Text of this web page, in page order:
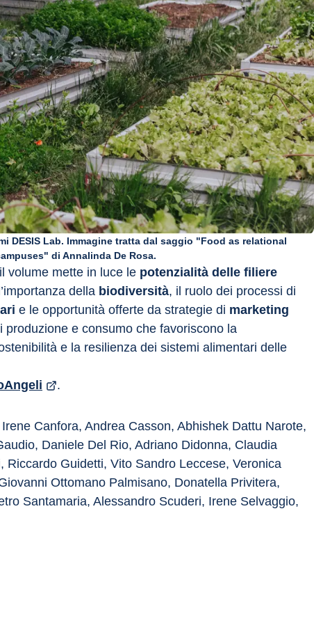
Lab. Immagine tratta dal saggio "Food as relational
di Annalinda De Rosa.
volume mette in luce le potenzialità delle filiere
della biodiversità, il ruolo dei processi di
e le opportunità offerte da strategie di marketing
e consumo che favoriscono la
e la resilienza dei sistemi alimentari delle
.
Canfora, Andrea Casson, Abhishek Dattu Narote,
Daniele Del Rio, Adriano Didonna, Claudia
Guidetti, Vito Sandro Leccese, Veronica
Ottomano Palmisano, Donatella Privitera,
Santamaria, Alessandro Scuderi, Irene Selvaggio,